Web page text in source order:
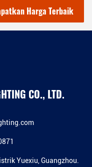
Harga Terbaik
CO., LTD.
Yuexiu, Guangzhou.